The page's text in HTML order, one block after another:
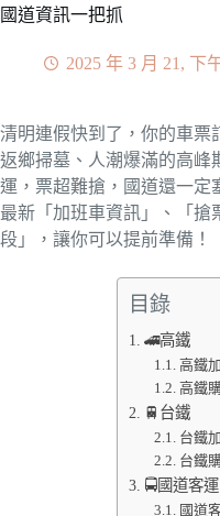
國道資訊一把抓
2025 年 3 月 21, 下
清明連假快到了，你的車票
返鄉掃墓、人潮爆滿的高峰
運，票超難搶，國道還一定
最新「加班車資訊」、「搶
段」，讓你可以提前準備！
目錄
🚄高鐵
高鐵
高鐵
🚆台鐵
台鐵
台鐵
🚍國道客運
國道